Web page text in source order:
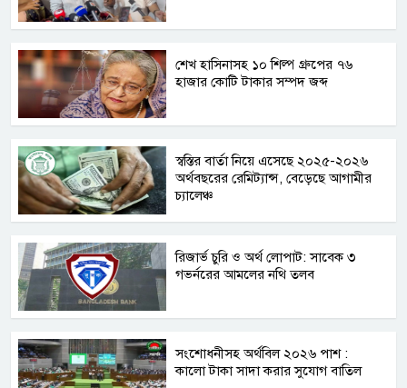
শেখ হাসিনাসহ ১০ শিল্প গ্রুপের ৭৬
হাজার কোটি টাকার সম্পদ জব্দ
স্বস্তির বার্তা নিয়ে এসেছে ২০২৫-২০২৬
অর্থবছরের রেমিট্যান্স, বেড়েছে আগামীর
চ্যালেঞ্চ
রিজার্ভ চুরি ও অর্থ লোপাট: সাবেক ৩
গভর্নরের আমলের নথি তলব
সংশোধনীসহ অর্থবিল ২০২৬ পাশ :
কালো টাকা সাদা করার সুযোগ বাতিল